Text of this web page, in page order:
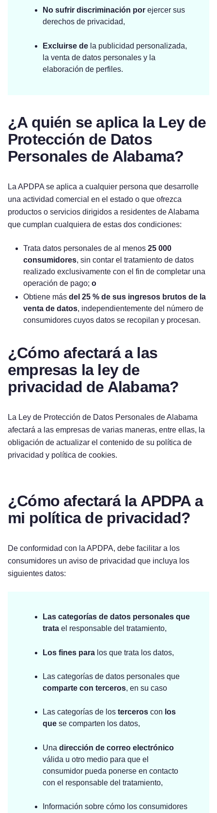
No sufrir discriminación por ejercer sus
derechos de privacidad,
Excluirse de la publicidad personalizada,
la venta de datos personales y la
elaboración de perfiles.
¿A quién se aplica la Ley de
Protección de Datos
Personales de Alabama?
La APDPA se aplica a cualquier persona que desarrolle
una actividad comercial en el estado o que ofrezca
productos o servicios dirigidos a residentes de Alabama
que cumplan cualquiera de estas dos condiciones:
Trata datos personales de al menos 25 000
consumidores, sin contar el tratamiento de datos
realizado exclusivamente con el fin de completar una
operación de pago; o
Obtiene más del 25 % de sus ingresos brutos de la
venta de datos, independientemente del número de
consumidores cuyos datos se recopilan y procesan.
¿Cómo afectará a las
empresas la ley de
privacidad de Alabama?
La Ley de Protección de Datos Personales de Alabama
afectará a las empresas de varias maneras, entre ellas, la
obligación de actualizar el contenido de su política de
privacidad y política de cookies.
¿Cómo afectará la APDPA a
mi política de privacidad?
De conformidad con la APDPA, debe facilitar a los
consumidores un aviso de privacidad que incluya los
siguientes datos:
Las categorías de datos personales que
trata el responsable del tratamiento,
Los fines para los que trata los datos,
Las categorías de datos personales que
comparte con terceros, en su caso
Las categorías de los terceros con los
que se comparten los datos,
Una dirección de correo electrónico
válida u otro medio para que el
consumidor pueda ponerse en contacto
con el responsable del tratamiento,
Información sobre cómo los consumidores